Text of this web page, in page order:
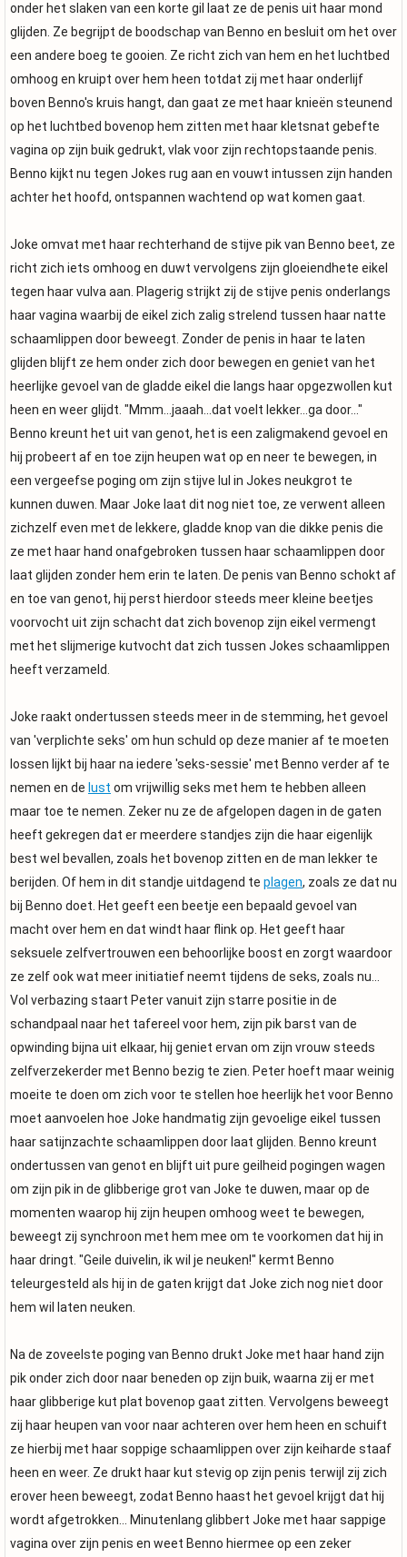
onder het slaken van een korte gil laat ze de penis uit haar mond
glijden. Ze begrijpt de boodschap van Benno en besluit om het over
een andere boeg te gooien. Ze richt zich van hem en het luchtbed
omhoog en kruipt over hem heen totdat zij met haar onderlijf
boven Benno's kruis hangt, dan gaat ze met haar knieën steunend
op het luchtbed bovenop hem zitten met haar kletsnat gebefte
vagina op zijn buik gedrukt, vlak voor zijn rechtopstaande penis.
Benno kijkt nu tegen Jokes rug aan en vouwt intussen zijn handen
achter het hoofd, ontspannen wachtend op wat komen gaat.
Joke omvat met haar rechterhand de stijve pik van Benno beet, ze
richt zich iets omhoog en duwt vervolgens zijn gloeiendhete eikel
tegen haar vulva aan. Plagerig strijkt zij de stijve penis onderlangs
haar vagina waarbij de eikel zich zalig strelend tussen haar natte
schaamlippen door beweegt. Zonder de penis in haar te laten
glijden blijft ze hem onder zich door bewegen en geniet van het
heerlijke gevoel van de gladde eikel die langs haar opgezwollen kut
heen en weer glijdt. "Mmm...jaaah...dat voelt lekker...ga door..."
Benno kreunt het uit van genot, het is een zaligmakend gevoel en
hij probeert af en toe zijn heupen wat op en neer te bewegen, in
een vergeefse poging om zijn stijve lul in Jokes neukgrot te
kunnen duwen. Maar Joke laat dit nog niet toe, ze verwent alleen
zichzelf even met de lekkere, gladde knop van die dikke penis die
ze met haar hand onafgebroken tussen haar schaamlippen door
laat glijden zonder hem erin te laten. De penis van Benno schokt af
en toe van genot, hij perst hierdoor steeds meer kleine beetjes
voorvocht uit zijn schacht dat zich bovenop zijn eikel vermengt
met het slijmerige kutvocht dat zich tussen Jokes schaamlippen
heeft verzameld.
Joke raakt ondertussen steeds meer in de stemming, het gevoel
van 'verplichte seks' om hun schuld op deze manier af te moeten
lossen lijkt bij haar na iedere 'seks-sessie' met Benno verder af te
nemen en de lust om vrijwillig seks met hem te hebben alleen
maar toe te nemen. Zeker nu ze de afgelopen dagen in de gaten
heeft gekregen dat er meerdere standjes zijn die haar eigenlijk
best wel bevallen, zoals het bovenop zitten en de man lekker te
berijden. Of hem in dit standje uitdagend te plagen, zoals ze dat nu
bij Benno doet. Het geeft een beetje een bepaald gevoel van
macht over hem en dat windt haar flink op. Het geeft haar
seksuele zelfvertrouwen een behoorlijke boost en zorgt waardoor
ze zelf ook wat meer initiatief neemt tijdens de seks, zoals nu...
Vol verbazing staart Peter vanuit zijn starre positie in de
schandpaal naar het tafereel voor hem, zijn pik barst van de
opwinding bijna uit elkaar, hij geniet ervan om zijn vrouw steeds
zelfverzekerder met Benno bezig te zien. Peter hoeft maar weinig
moeite te doen om zich voor te stellen hoe heerlijk het voor Benno
moet aanvoelen hoe Joke handmatig zijn gevoelige eikel tussen
haar satijnzachte schaamlippen door laat glijden. Benno kreunt
ondertussen van genot en blijft uit pure geilheid pogingen wagen
om zijn pik in de glibberige grot van Joke te duwen, maar op de
momenten waarop hij zijn heupen omhoog weet te bewegen,
beweegt zij synchroon met hem mee om te voorkomen dat hij in
haar dringt. "Geile duivelin, ik wil je neuken!" kermt Benno
teleurgesteld als hij in de gaten krijgt dat Joke zich nog niet door
hem wil laten neuken.
Na de zoveelste poging van Benno drukt Joke met haar hand zijn
pik onder zich door naar beneden op zijn buik, waarna zij er met
haar glibberige kut plat bovenop gaat zitten. Vervolgens beweegt
zij haar heupen van voor naar achteren over hem heen en schuift
ze hierbij met haar soppige schaamlippen over zijn keiharde staaf
heen en weer. Ze drukt haar kut stevig op zijn penis terwijl zij zich
erover heen beweegt, zodat Benno haast het gevoel krijgt dat hij
wordt afgetrokken... Minutenlang glibbert Joke met haar sappige
vagina over zijn penis en weet Benno hiermee op een zeker